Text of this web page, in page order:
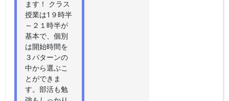
ます！ クラス
授業は1９時半
～２１時半が
基本で、個別
は開始時間を
３パターンの
中から選ぶこ
とができま
す。部活も勉